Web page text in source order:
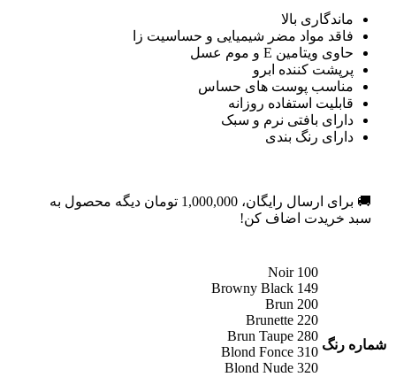
ماندگاری بالا
فاقد مواد مضر شیمیایی و حساسیت زا
حاوی ویتامین E و موم عسل
پرپشت کننده ابرو
مناسب پوست های حساس
قابلیت استفاده روزانه
دارای بافتی نرم و سبک
دارای رنگ بندی
🚚 برای ارسال رایگان، 1,000,000 تومان دیگه محصول به
سبد خریدت اضاف کن!
شماره رنگ
100 Noir
149 Browny Black
200 Brun
220 Brunette
280 Brun Taupe
310 Blond Fonce
320 Blond Nude